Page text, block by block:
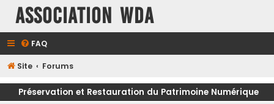
Association WDA
FAQ
Site Forums
Préservation et Restauration du Patrimoine Numérique